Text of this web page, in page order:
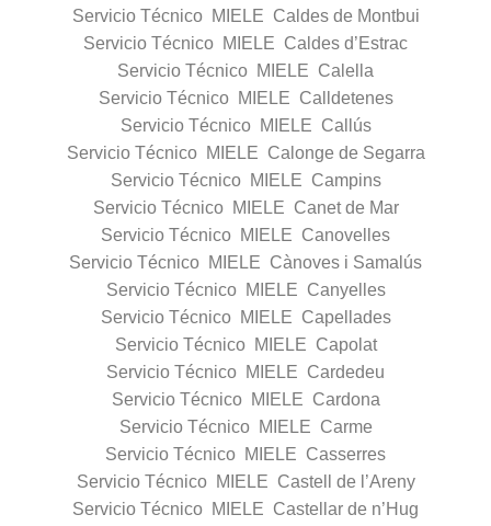
Servicio Técnico MIELE Caldes de Montbui
Servicio Técnico MIELE Caldes d’Estrac
Servicio Técnico MIELE Calella
Servicio Técnico MIELE Calldetenes
Servicio Técnico MIELE Callús
Servicio Técnico MIELE Calonge de Segarra
Servicio Técnico MIELE Campins
Servicio Técnico MIELE Canet de Mar
Servicio Técnico MIELE Canovelles
Servicio Técnico MIELE Cànoves i Samalús
Servicio Técnico MIELE Canyelles
Servicio Técnico MIELE Capellades
Servicio Técnico MIELE Capolat
Servicio Técnico MIELE Cardedeu
Servicio Técnico MIELE Cardona
Servicio Técnico MIELE Carme
Servicio Técnico MIELE Casserres
Servicio Técnico MIELE Castell de l’Areny
Servicio Técnico MIELE Castellar de n’Hug